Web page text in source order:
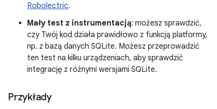
Robolectric.
Mały test z instrumentacją: możesz sprawdzić,
czy Twój kod działa prawidłowo z funkcją platformy,
np. z bazą danych SQLite. Możesz przeprowadzić
ten test na kilku urządzeniach, aby sprawdzić
integrację z różnymi wersjami SQLite.
Przykłady